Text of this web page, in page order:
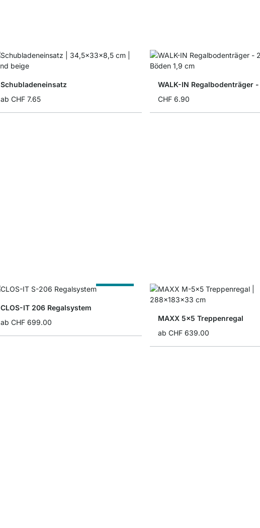
Schubladeneinsatz
ab CHF 7.65
WALK-IN Regalbodenträger
CHF 6.90
CLOS-IT 206 Regalsystem
ab CHF 699.00
MAXX 5x5 Treppenregal
ab CHF 639.00